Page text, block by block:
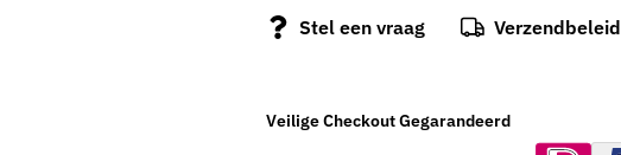
Stel een vraag Verzendbeleid
Veilige Checkout Gegarandeerd